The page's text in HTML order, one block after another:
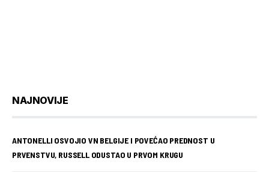
NAJNOVIJE
ANTONELLI OSVOJIO VN BELGIJE I POVEĆAO PREDNOST U
PRVENSTVU, RUSSELL ODUSTAO U PRVOM KRUGU